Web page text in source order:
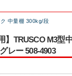
中量棚 300kg/段
】TRUSCO M3型
レー 508-4903